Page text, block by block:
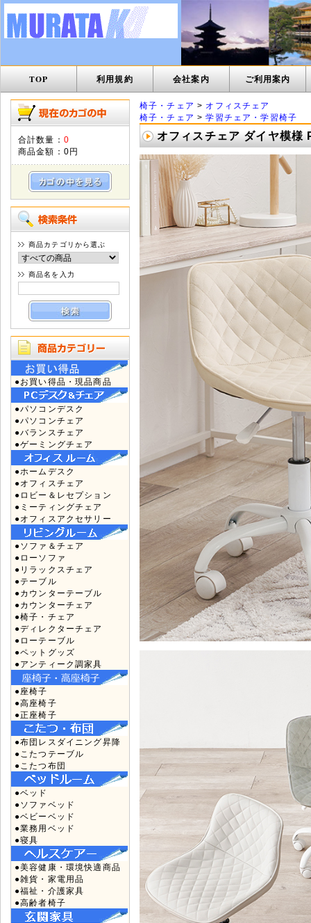
TOP 利用規約 会社案内 ご利用案内
合計数量： 0
商品金額： 0円
商品カテゴリから選ぶ
商品名を入力
●お買い得品・現品商品
●パソコンデスク
●パソコンチェア
●バランスチェア
●ゲーミングチェア
●ホームデスク
●オフィスチェア
●ロビー＆レセプション
●ミーティングチェア
●オフィスアクセサリー
●ソファ＆チェア
●ローソファ
●リラックスチェア
●テーブル
●カウンターテーブル
●カウンターチェア
●椅子・チェア
●ディレクターチェア
●ローテーブル
●ペットグッズ
●アンティーク調家具
●座椅子
●高座椅子
●正座椅子
●布団レスダイニング昇降
●こたつテーブル
●こたつ布団
●ベッド
●ソファベッド
●ベビーベッド
●業務用ベッド
●寝具
●美容健康・環境快適商品
●雑貨・家電用品
●福祉・介護家具
●高齢者椅子
椅子・チェア > オフィスチェア
椅子・チェア >学習チェア・学習椅子
オフィスチェア ダイヤ模